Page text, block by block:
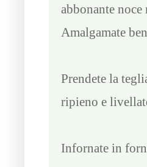
abbonante
Amalgamate
Prendete la
ripieno e
Infornate in